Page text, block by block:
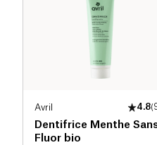
Avril 4.8(
Dentifrice Menthe
Fluor bio